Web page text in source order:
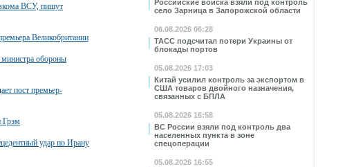
Российские войска взяли под контроль
село Зарница в Запорожской области
06.08.2026 06:28
ТАСС подсчитал потери Украины от
блокады портов
05.08.2026 17:03
Китай усилил контроль за экспортом в
США товаров двойного назначения,
связанных с БПЛА
05.08.2026 16:58
ВС России взяли под контроль два
населенных пункта в зоне
спецоперации
05.08.2026 16:55
ВСУ, пишут
Великобритании
министра обороны
пост премьер-
Грэм
удар по Ирану